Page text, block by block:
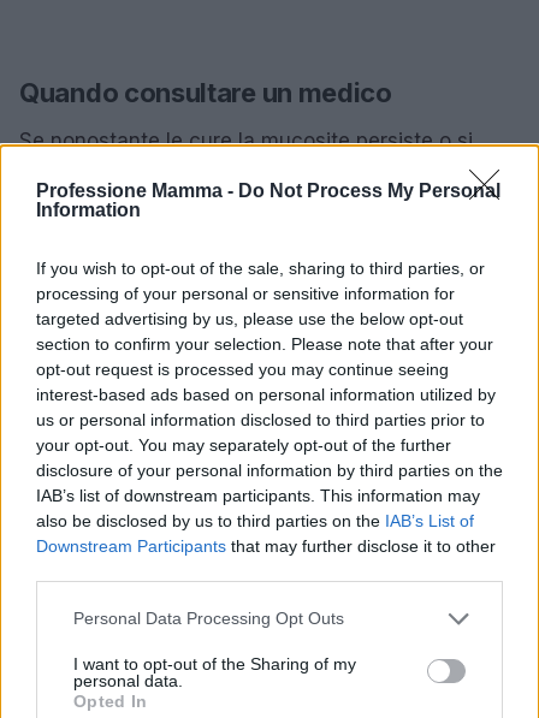
Professione Mamma - Do Not Process My Personal
Information
If you wish to opt-out of the sale, sharing to third parties, or
processing of your personal or sensitive information for
targeted advertising by us, please use the below opt-out
section to confirm your selection. Please note that after your
opt-out request is processed you may continue seeing
interest-based ads based on personal information utilized by
us or personal information disclosed to third parties prior to
your opt-out. You may separately opt-out of the further
disclosure of your personal information by third parties on the
IAB’s list of downstream participants. This information may
also be disclosed by us to third parties on the IAB’s List of
Downstream Participants that may further disclose it to other
Please note that this website/app uses one or more Google
not limited to your visit or usage behaviour. You may click to
grant or deny consent to Google and its third-party tags to
use your data for below specified purposes in below Google
Personal Data Processing Opt Outs
I want to opt-out of the Sharing of my
personal data.
Opted In
Quando consultare un medico
Se nonostante le cure la mucosite persiste o si
aggrava, è fondamentale consultare un medico. La
presenza di febbre, gonfiore e dolore intenso
intervento specialistico. In questi casi, è bene non
aspettare: una diagnosi precoce può prevenire
complicazioni e garantire un recupero più rapido.
Come molti sanno, la salute dei piccoli è una
priorità e ogni dubbio va chiarito con un
professionista.
Riflessioni finali
Le mucositi nei bambini, sebbene comuni,
richiedono attenzione e cura. Conoscere le cause e
i rimedi può fare la differenza nel benessere del tuo
quotidiane può aiutare a prevenire questo
fastidioso problema. Ricorda, ogni bambino è unico